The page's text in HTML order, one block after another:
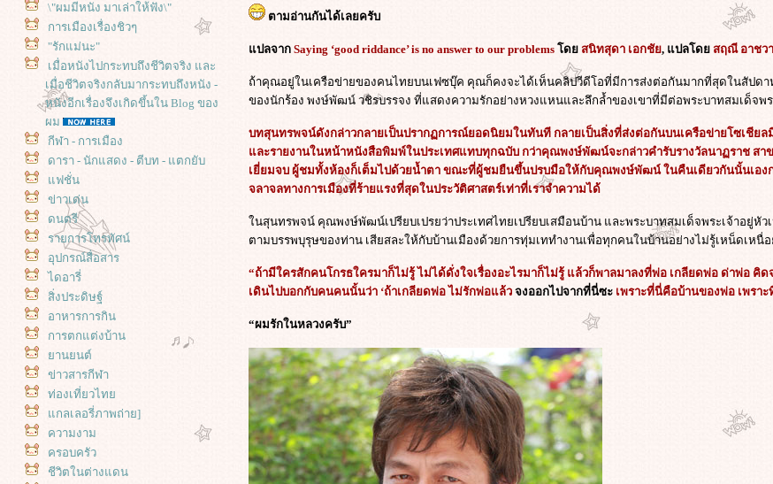
\"ผมมีหนัง มาเล่าให้ฟัง\"
การเมืองเรื่องชิวๆ
"รักแม่นะ"
เมื่อหนังไปกระทบถึงชีวิตจริง และ
เมื่อชีวิตจริงกลับมากระทบถึงหนัง -
หนังอีกเรื่องจึงเกิดขึ้นใน Blog ของ
ผม
กีฬา - การเมือง
ดารา - นักแสดง - ตีบท - แตกยับ
ฟชั่น
ข่าวเด่น
ดนตรี
รายการโทรทัศน์
อุปกรณ์สื่อสาร
ไดอารี่
สิ่งประดิษฐ์
อาหารการกิน
การตกแต่งบ้าน
านยนต์
ข่าวสารกีฬา
ท่องเที่ยวไท
กลเลอรี่ภาพถ่าย]
ความงาม
ครอบครัว
ชีวิตในต่างแดน
ตามอ่านกันได้เลยครับ
ปลจาก Saying ‘good riddance’ is no answer to our problems ด สนิทสุดา เอกชั, แปลโด สฤณี อาชว
ถ้าคุณอยู่ในเครือข่ายของคนไทยบนเฟซบุ๊ค คุณก็คงจะได้เห็นคลิปวีดีโอที่มีการส่งต่อกันมากที่สุดในสัปด
ของนักร้อง พงษ์พัฒน์ วชิรบรรจง ที่แสดงความรักอย่างหวงแหนและลึกล้ำของเขาที่มีต่อพระบาทสมเด็จพร
บทสุนทรพจน์ดังกล่าวกลายเป็นปรากฏการณ์ยอดนิยมในทันที กลายเป็นสิ่งที่ส่งต่อกันบนเครือข่ายโซเชียล
ละรายงานในหน้าหนังสือพิมพ์ในประเทศแทบทุกฉบับ กว่าคุณพงษ์พัฒน์จะกล่าวคำรับรางวัลนาฏราช ส
เยี่ยมจบ ผู้ชมทั้งห้องก็เต็มไปด้วยน้ำตา ขณะที่ผู้ชมยืนขึ้นปรบมือให้กับคุณพงษ์พัฒน์ ในคืนเดียวกันนั้นเองก
จลาจลทางการเมืองที่ร้ายแรงที่สุดในประวัติศาสตร์เท่าที่เราจำความได้
นสุนทรพจน์ คุณพงษ์พัฒน์เปรียบเปรยว่าประเทศไทยเปรียบเสมือนบ้าน และพระบาทสมเด็จพระเจ้าอยู่หั
ตามบรรพบุรุษของท่าน เสียสละให้กับบ้านเมืองด้วยการทุ่มเททำงานเพื่อทุกคนในบ้านอย่างไม่รู้เหน็ดเหนื่
“ถ้ามีใครสักคนโกรธใครมาก็ไม่รู้ ไม่ได้ดั่งใจเรื่องอะไรมาก็ไม่รู้ แล้วก็พาลมาลงที่พ่อ เกลียดพ่อ ด่าพ่อ คิ
เดินไปบอกกับคนคนนั้นว่า ‘ถ้าเกลียดพ่อ ไม่รักพ่อแล้ว จงออกไปจากที่นี่ซะ เพราะที่นี่คือบ้านของพ่อ เพรา
“ผมรักในหลวงครับ”